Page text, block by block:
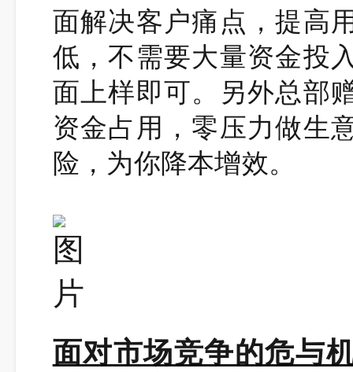
面解决客户痛点，提高
低，不需要大量资金投
面上样即可。另外总部
资金占用，零压力做生
险，为你降本增效。
面对市场竞争的危与